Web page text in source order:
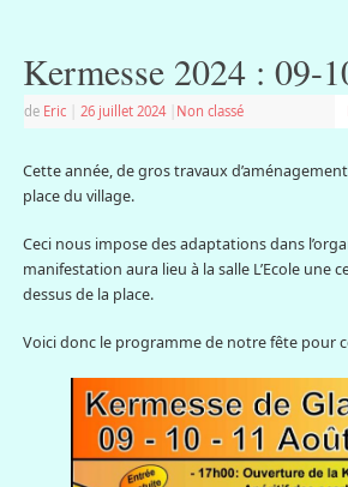
Kermesse 2024 : 09-
de Eric 26 juillet 2024 Non classé
Cette année, de gros travaux
place du village.
Ceci nous impose des adaptations dans
manifestation aura lieu à la salle L’Ecole une
dessus de la place.
Voici donc le programme de notre fête pour